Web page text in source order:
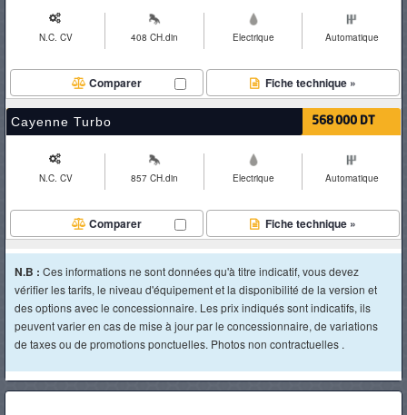
N.C. CV 408 CH.din Electrique Automatique
Fiche technique »
Comparer
Cayenne Turbo 568 000 DT
N.C. CV 857 CH.din Electrique Automatique
Fiche technique »
Comparer
N.B : Ces informations ne sont données qu'à titre indicatif, vous devez
vérifier les tarifs, le niveau d'équipement et la disponibilité de la version et
des options avec le concessionnaire. Les prix indiqués sont indicatifs, ils
peuvent varier en cas de mise à jour par le concessionnaire, de variations
de taxes ou de promotions ponctuelles. Photos non contractuelles .